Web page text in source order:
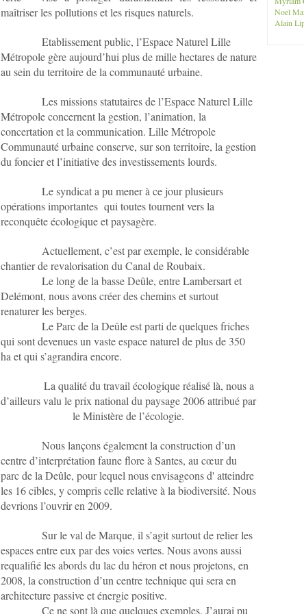
maîtriser les pollutions et les risques naturels.
Etablissement public, l’Espace Naturel Lille
Métropole gère aujourd’hui plus de mille hectares de nature
au sein du territoire de la communauté urbaine.
Les missions statutaires de l’Espace Naturel Lille
Métropole concernent la gestion, l’animation, la
concertation et la communication. Lille Métropole
Communauté urbaine conserve, sur son territoire, la gestion
du foncier et l’initiative des investissements lourds.
Le syndicat a pu mener à ce jour plusieurs
opérations importantes qui toutes tournent vers la
reconquête écologique et paysagère.
Actuellement, c’est par exemple, le considérable
chantier de revalorisation du Canal de Roubaix.
Le long de la basse Deûle, entre Lambersart et
Delémont, nous avons créer des chemins et surtout
renaturer les berges.
Le Parc de la Deûle est parti de quelques friches
qui sont devenues un vaste espace naturel de plus de 350
ha et qui s’agrandira encore.
La qualité du travail écologique réalisé là, nous a
d’ailleurs valu le prix national du paysage 2006 attribué par
le Ministère de l’écologie.
Nous lançons également la construction d’un
centre d’interprétation faune flore à Santes, au cœur du
parc de la Deûle, pour lequel nous envisageons d' atteindre
les 16 cibles, y compris celle relative à la biodiversité. Nous
devrions l’ouvrir en 2009.
Sur le val de Marque, il s’agit surtout de relier les
espaces entre eux par des voies vertes. Nous avons aussi
requalifié les abords du lac du héron et nous projetons, en
2008, la construction d’un centre technique qui sera en
architecture passive et énergie positive.
Ce ne sont là que quelques exemples. J’aurai pu
Noel
Alain